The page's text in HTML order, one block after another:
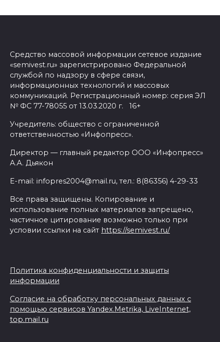
Средство массовой информации сетевое издание
«semivest.ru» зарегистрировано Федеральной
службой по надзору в сфере связи,
информационных технологий и массовых
коммуникаций. Регистрационный номер: серия ЭЛ
№ ФС 77-78055 от 13.03.2020 г. 16+
Учредитель: общество с ограниченной
ответственностью «Инфопресс».
Директор — главный редактор ООО «Инфопресс»
А.А. Дьякон
E-mail: infopres2004@mail.ru, тел.: 8(86356) 4-29-33
Все права защищены. Копирование и
использование полных материалов запрещено,
частичное цитирование возможно только при
условии ссылки на сайт https://semivest.ru/
Политика конфиденциальности и защиты
информации
Согласие на обработку персональных данных с
помощью сервисов Yandex.Metrika, LiveInternet,
top.mail.ru